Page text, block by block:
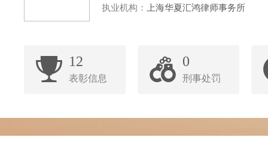
执业机构： 上海华夏汇鸿律师事务所
12
表彰信息
0
刑事处罚